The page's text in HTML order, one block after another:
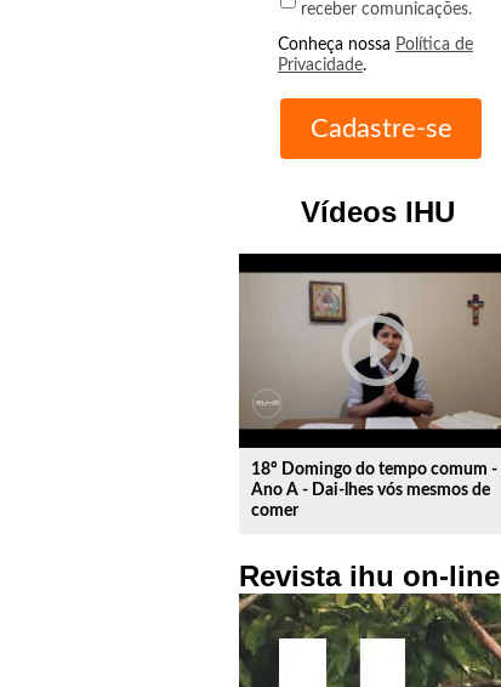
receber comunicações.
Conheça nossa Política de
Privacidade.
Vídeos IHU
play_circle_outline
18º Domingo do tempo comum -
Ano A - Dai-lhes vós mesmos de
comer
Revista ihu on-line